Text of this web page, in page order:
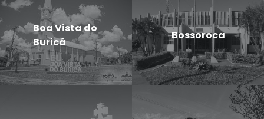
Boa Vista do
Buricá
Bossoroca